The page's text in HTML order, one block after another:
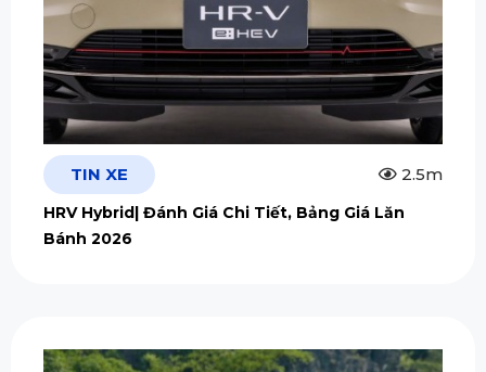
TIN XE 2.5m
HRV Hybrid| Đánh Giá Chi Tiết, Bảng Giá Lăn
Bánh 2026